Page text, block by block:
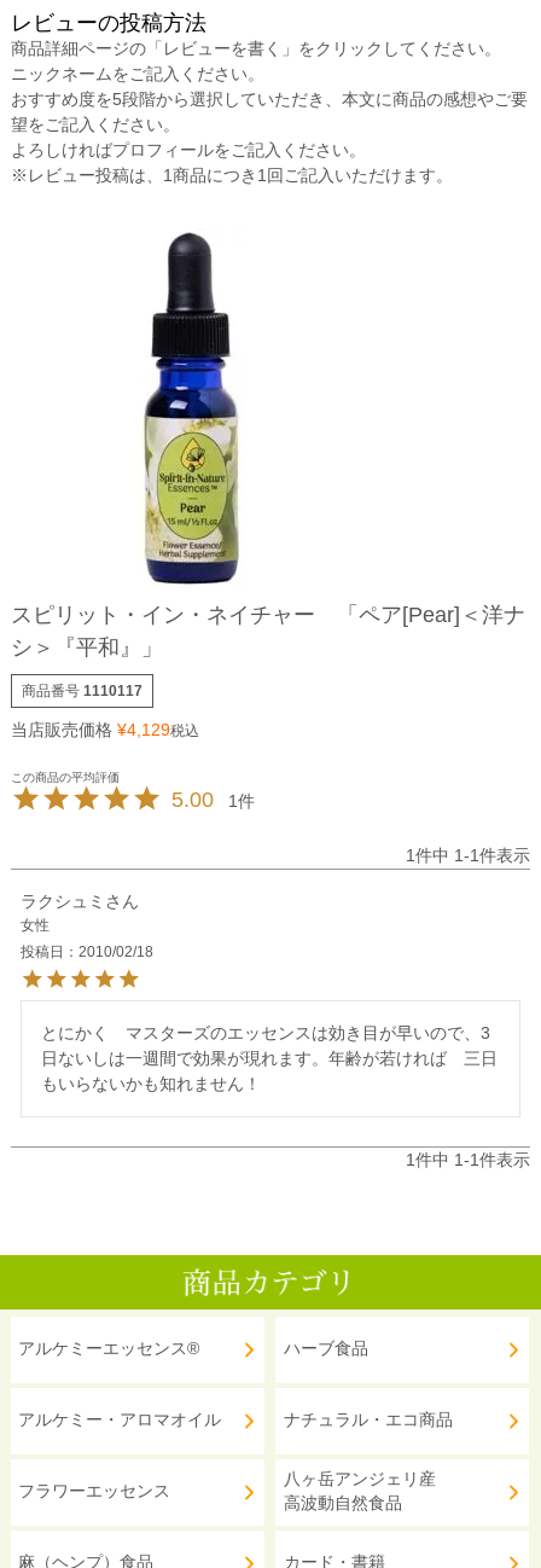
レビューの投稿方法
商品詳細ページの「レビューを書く」をクリックしてください。
ニックネームをご記入ください。
おすすめ度を5段階から選択していただき、本文に商品の感想やご要
望をご記入ください。
よろしければプロフィールをご記入ください。
※レビュー投稿は、1商品につき1回ご記入いただけます。
スピリット・イン・ネイチャー 「ペア[Pear]＜洋ナ
シ＞『平和』」
商品番号 1110117
当店販売価格 ¥4,129税込
5.00 1
1件中 1-1件表示
ラクシュミ
女性
投稿日
2010/02/18
とにかく　マスターズのエッセンスは効き目が早いので、3
日ないしは一週間で効果が現れます。年齢が若ければ　三日
1件中 1-1件表示
アルケミーエッセンス®
アルケミー・アロマオイル
フラワーエッセンス
麻（ヘンプ）食品
ハーブ食品
ナチュラル・エコ商品
八ヶ岳アンジェリ産
高波動自然食品
カード・書籍